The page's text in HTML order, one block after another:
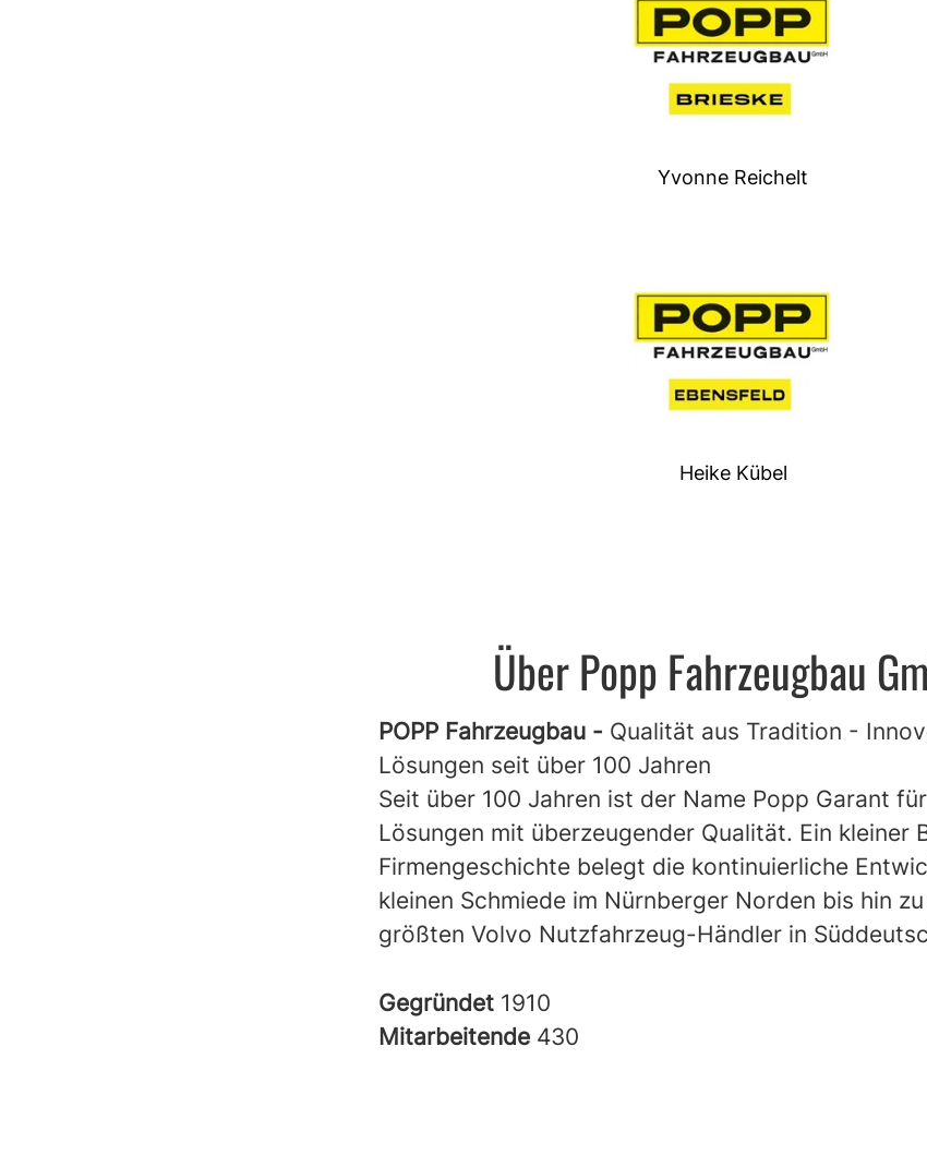
Yvonne Reichelt
Heike Kübel
Über Popp Fahrzeugbau
POPP Fahrzeugbau - Qualität aus Tradition -
Lösungen seit über 100 Jahren
Seit über 100 Jahren ist der Name Popp Garant
Lösungen mit überzeugender Qualität. Ein kleiner
Firmengeschichte belegt die kontinuierliche
kleinen Schmiede im Nürnberger Norden bis hin
größten Volvo Nutzfahrzeug-Händler in
Gegründet 1910
Mitarbeitende 430